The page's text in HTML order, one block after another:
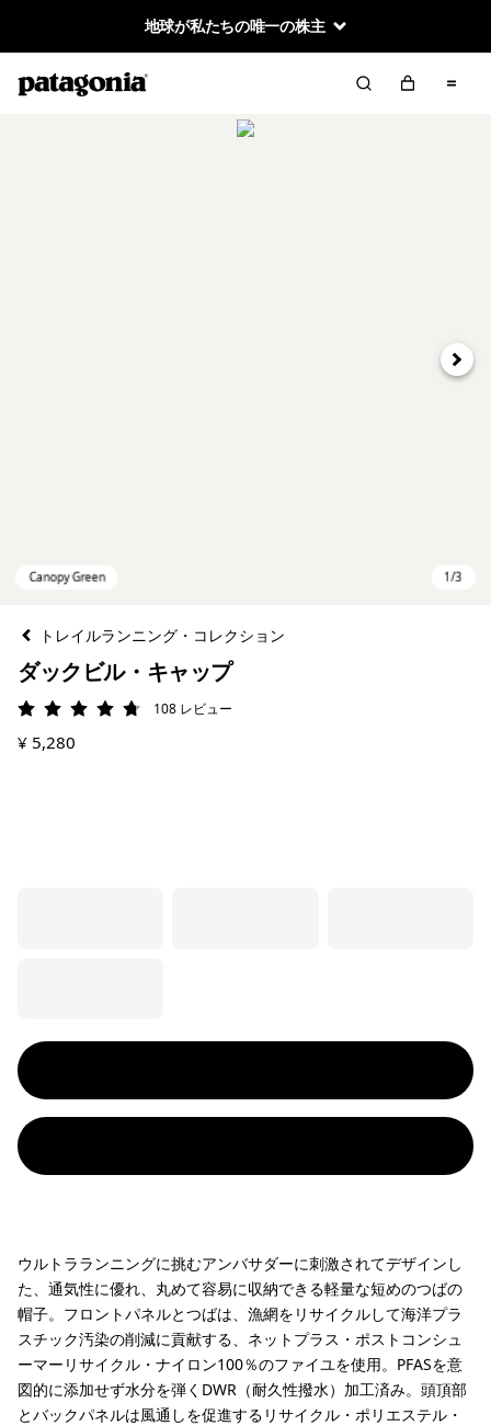
地球が私たちの唯一の株主
次へ
トレイルランニング・コレクション
ダックビル・キャップ
評価: 4.7 / 5108 レビュー
¥ 5,280
ウルトラランニングに挑むアンバサダーに刺激されてデザインし
た、通気性に優れ、丸めて容易に収納できる軽量な短めのつばの
帽子。フロントパネルとつばは、漁網をリサイクルして海洋プラ
スチック汚染の削減に貢献する、ネットプラス・ポストコンシュ
ーマーリサイクル・ナイロン100％のファイユを使用。PFASを意
図的に添加せず水分を弾くDWR（耐久性撥水）加工済み。頭頂部
とバックパネルは風通しを促進するリサイクル・ポリエステル・